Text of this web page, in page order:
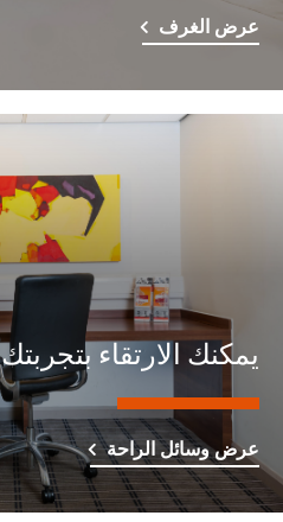
عرض الغرف
يمكنك الارتقاء بتجربتك
عرض وسائل الراحة